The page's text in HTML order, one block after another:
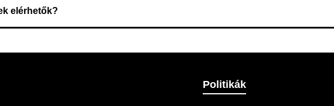
elérhetők?
Politikák